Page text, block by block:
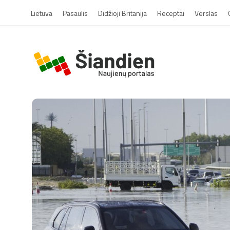
Lietuva Pasaulis Didžioji Britanija Receptai Verslas
S
a
n
d
i
e